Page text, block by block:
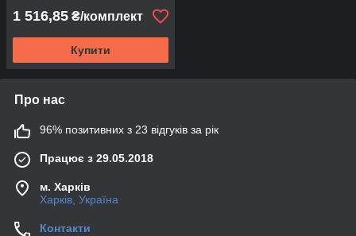
1 516,85 ₴/комплект
Купити
Про нас
96% позитивних з 23 відгуків за рік
Працює з 29.05.2018
м. Харків
Харків, Україна
Контакти